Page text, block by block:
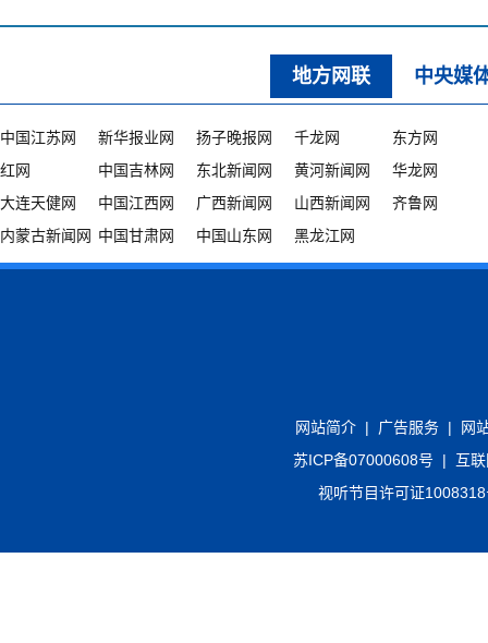
地方网联 中央媒
中国江苏网 新华报业网 扬子晚报网 千龙网
东方网
红网
中国吉林网 东北新闻网 黄河新闻网
华龙网
大连天健网
中国江西网 广西新闻网 山西新闻网
齐鲁网
内蒙古新闻网 中国甘肃网 中国山东网 黑龙江网
网站简介 | 广告服务 |
网
苏ICP备07000608号
|
互
视听节目许可证